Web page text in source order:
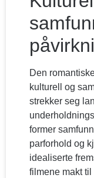
Den
kulturell og
strekker seg
former
parforhold og
idealiserte
filmene makt